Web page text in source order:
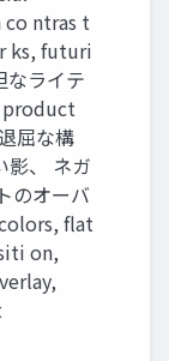
co ntras t
ks, futuri
なライテ
product
屈な構
影、 ネガ
のオーバ
flat
on,